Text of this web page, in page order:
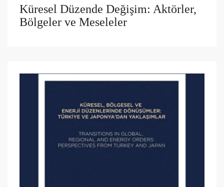
Küresel Düzende Değişim: Aktörler,
Bölgeler ve Meseleler